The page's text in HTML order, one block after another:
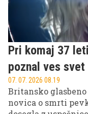
Pri komaj 37
poznal ves svet
07. 07. 2026 08.19
Britansko
novica o smrti